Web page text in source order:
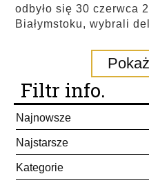
odbyło się 30 czerwca
Białymstoku, wybrali
Filtr info.
Najnowsze
Najstarsze
Kategorie